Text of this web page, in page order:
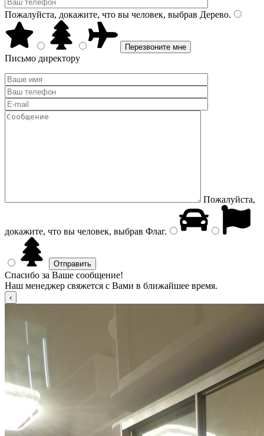
Пожалуйста, докажите, что вы человек, выбрав Дерево.
Письмо директору
Пожалуйста,
докажите, что вы человек, выбрав Флаг.
Спасибо за Ваше сообщение!
Наш менеджер свяжется с Вами в ближайшее время.